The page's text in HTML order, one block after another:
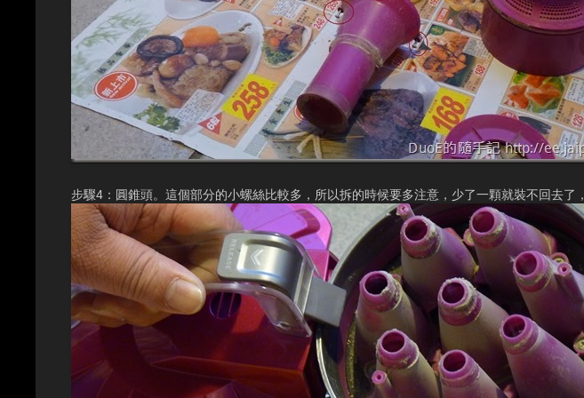
步驟4：圓錐頭。這個部分的小螺絲比較多，所以拆的時候要多注意，少了一顆就裝不回去了，